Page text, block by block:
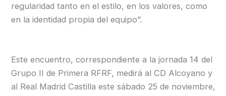
regularidad tanto en el estilo, en los valores, como
en la identidad propia del equipo”.
Este encuentro, correspondiente a la jornada 14 del
Grupo II de Primera RFRF, medirá al CD Alcoyano y
al Real Madrid Castilla este sábado 25 de noviembre,